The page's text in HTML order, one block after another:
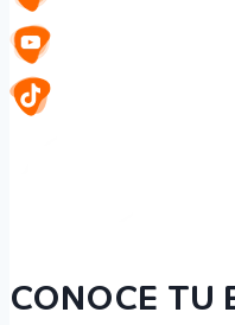
CONOCE TU